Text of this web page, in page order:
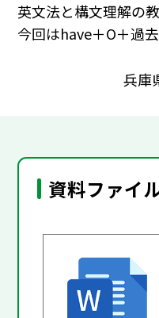
英文法と構文理解の
今回はhave＋O＋過
兵庫
資料ファイ